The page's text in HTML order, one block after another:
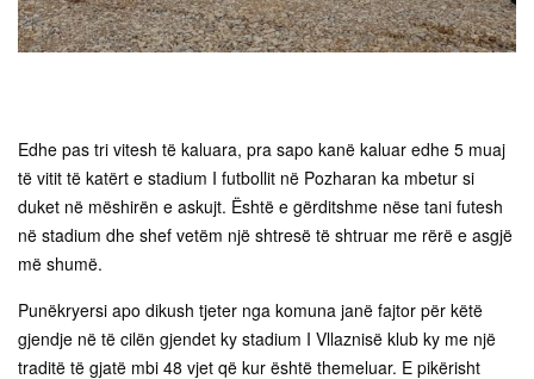
Edhe pas tri vitesh të kaluara, pra sapo kanë kaluar edhe 5 muaj
të vitit të katërt e stadium I futbollit në Pozharan ka mbetur si
duket në mëshirën e askujt. Është e gërditshme nëse tani futesh
në stadium dhe shef vetëm një shtresë të shtruar me rërë e asgjë
më shumë.
Punëkryersi apo dikush tjeter nga komuna janë fajtor për këtë
gjendje në të cilën gjendet ky stadium I Vllaznisë klub ky me një
traditë të gjatë mbi 48 vjet që kur është themeluar. E pikërisht